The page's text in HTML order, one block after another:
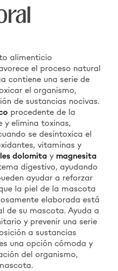
alimenticio
el proceso natural
contiene una serie de
el organismo,
de sustancias nocivas.
procedente de la
elimina toxinas,
se desintoxica el
vitaminas y
dolomita y magnesita
digestivo, ayudando
ayudar a reforzar
la piel de la mascota
elaborada está
de su mascota. Ayuda a
y prevenir una serie
a sustancias
una opción cómoda y
del organismo,